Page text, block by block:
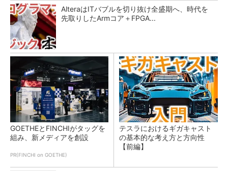
AlteraはITバブルを切り抜け全盛期へ、時代を
先取りしたArmコア＋FPGA...
GOETHEとFINCHIがタッグを
組み、新メディアを創設
PR(FINCHI on GOETHE)
テスラにおけるギガキャスト
の基本的な考え方と方向性
【前編】